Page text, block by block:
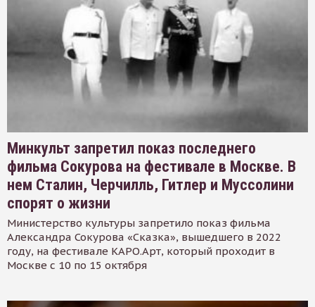
Минкульт запретил показ последнего
фильма Сокурова на фестивале в Москве. В
нем Сталин, Черчилль, Гитлер и Муссолини
спорят о жизни
Министерство культуры запретило показ фильма
Александра Сокурова «Сказка», вышедшего в 2022
году, на фестивале КАРО.Арт, который проходит в
Москве с 10 по 15 октября